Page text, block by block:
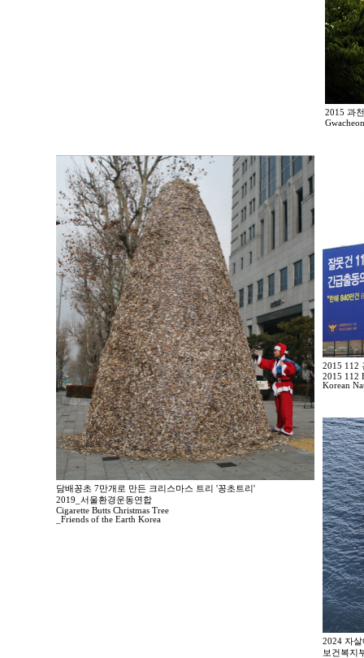
2015 과
담배꽁초 7만개로 만든 크리스마스 트리 '꽁초트리'
2019_서울환경운동연합
Cigarette Butts Christmas Tree
_Friends of the Earth Korea
2015 112
2015 112
Korean
2024 자
보건복지